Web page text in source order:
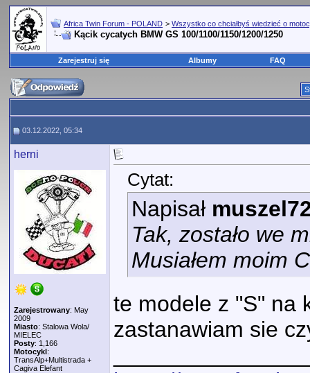
Africa Twin Forum - POLAND > Wszystko co chciałbyś wiedzieć o
Kącik cycatych BMW GS 100/1100/1150/1200/1250
Zarejestruj się Albumy FAQ
03.12.2022, 05:34
herni
Zarejestrowany: May
2009
Miasto: Stalowa Wola/
MIELEC
Posty: 1,166
Motocykl:
TransAlp+Multistrada +
Cagiva Elefant
Cytat:
Napisał
Tak, zostało we
Musiałem moim
te modele z "S" na
zastanawiam sie